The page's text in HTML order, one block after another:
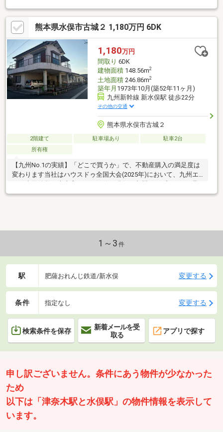
熊本県水俣市古城２ 1,180万円 6DK
1,180万円
間取り 6DK
建物面積148.56m2
土地面積246.86m2
築年月 1973年10月(築52年11ヶ月)
九州新幹線 新水俣駅 徒歩22分
その他の交通
熊本県水俣市古城２
2階建て 駐車場あり
駐車2台
所有権
【九州No.1の実績】「どこで買うか」で、不動産購入の満足度は
変わります当社はハウスドゥ全国大会(2025年)において、九州エ
引実績に裏打ちされた交渉力で、購入価格を最大限に抑えます
んな悩みは当社が解決します当社ではオプション費用（エアコ
ン、太陽光等）もお客様に代わり相見積もり他社様でお見積もり
1～3 件
駅 肥薩おれんじ鉄道/新水俣 変更する
条件 指定なし 変更する
検索条件を保存
新着メールを受
取る
アプリで探す
申し訳ございません。条件にあう物件が少なかった
ため
以下は「津奈木駅と水俣駅」の物件情報を表示して
います。